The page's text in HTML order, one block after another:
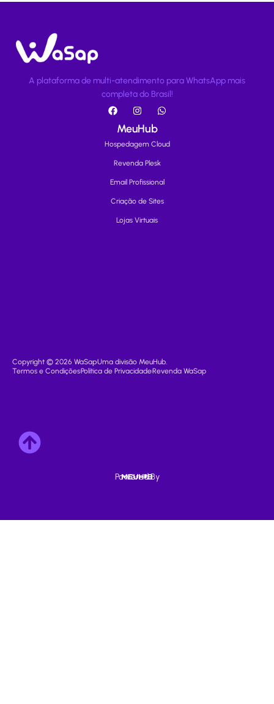
A plataforma de multi-atendimento para WhatsApp mais
completa do Brasil!
MeuHub
Hospedagem Cloud
Revenda Plesk
Email Profissional
Criação de Sites
Lojas Virtuais
Copyright © 2026 WaSapUma divisão MeuHub.
Termos e CondiçõesPolítica de PrivacidadeRevenda WaSap
Powered By